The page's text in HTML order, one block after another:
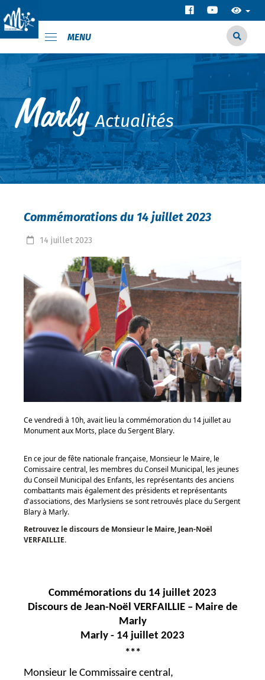
MENU
Actualités
Commémorations du 14 juillet 2023
14 juillet 2023
Ce vendredi à 10h, avait lieu la commémoration du 14 juillet au
Monument aux Morts, place du Sergent Blary.
En ce jour de fête nationale française, Monsieur le Maire, le
Comissaire central, les membres du Conseil Municipal, les jeunes
du Conseil Municipal des Enfants, les représentants des anciens
combattants mais également des présidents et représentants
d'associations, des Marlysiens se sont retrouvés place du Sergent
Blary à Marly.
Retrouvez le discours de Monsieur le Maire, Jean-Noël
VERFAILLIE.
Commémorations du 14 juillet 2023
Discours de Jean-Noël VERFAILLIE– Maire de
Marly
Marly - 14 juillet 2023
***
Monsieur le Commissaire central,